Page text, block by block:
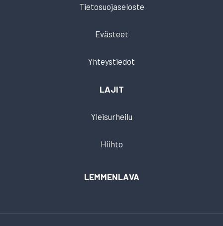
Tietosuojaseloste
Evästeet
Yhteystiedot
LAJIT
Yleisurheilu
Hiihto
LEMMENLAVA